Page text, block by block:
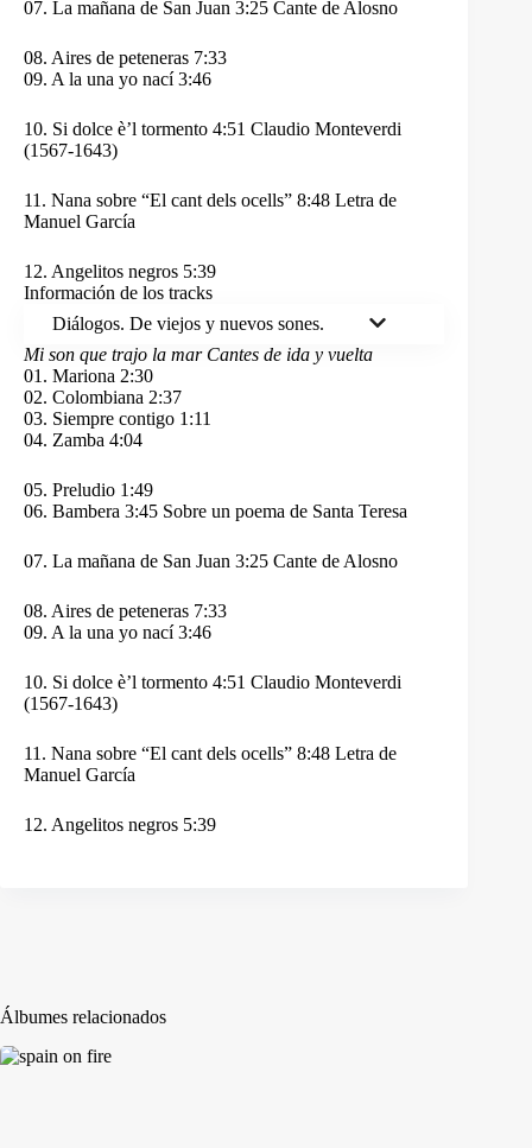
07. La mañana de San Juan 3:25 Cante de Alosno
08. Aires de peteneras 7:33
09. A la una yo nací 3:46
10. Si dolce è’l tormento 4:51 Claudio Monteverdi
(1567-1643)
11. Nana sobre “El cant dels ocells” 8:48 Letra de
Manuel García
12. Angelitos negros 5:39
Información de los tracks
Diálogos. De viejos y nuevos sones.
Mi son que trajo la mar Cantes de ida y vuelta
01. Mariona 2:30
02. Colombiana 2:37
03. Siempre contigo 1:11
04. Zamba 4:04
05. Preludio 1:49
06. Bambera 3:45 Sobre un poema de Santa Teresa
07. La mañana de San Juan 3:25 Cante de Alosno
08. Aires de peteneras 7:33
09. A la una yo nací 3:46
10. Si dolce è’l tormento 4:51 Claudio Monteverdi
(1567-1643)
11. Nana sobre “El cant dels ocells” 8:48 Letra de
Manuel García
12. Angelitos negros 5:39
Álbumes relacionados